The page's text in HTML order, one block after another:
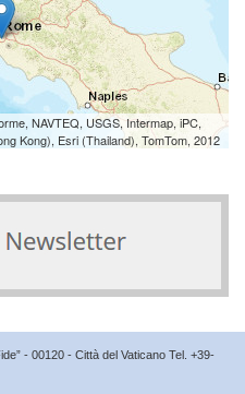
NAVTEQ, USGS, Intermap, iPC,
Kong), Esri (Thailand), TomTom, 2012
- 00120 - Città del Vaticano Tel. +39-